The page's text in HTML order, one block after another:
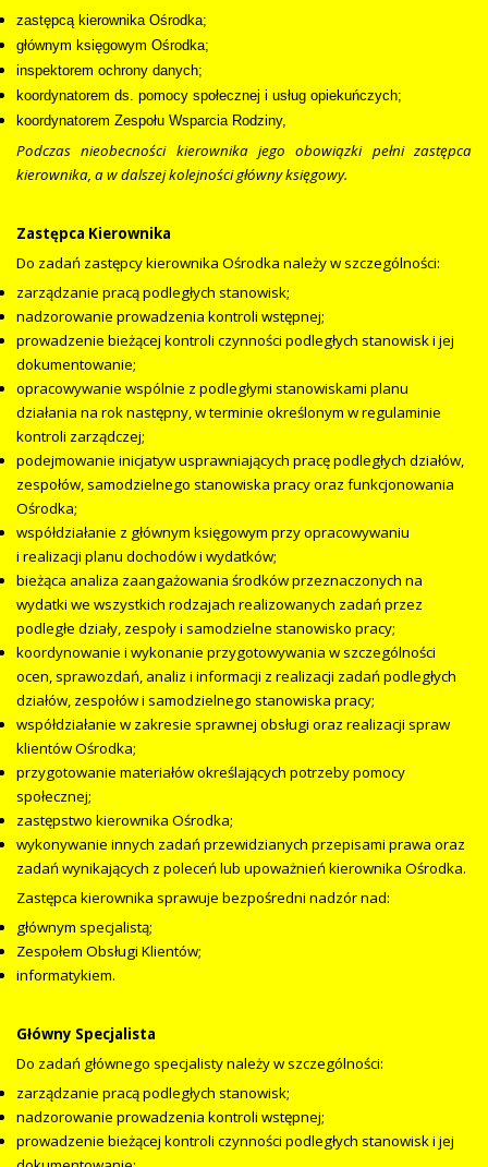
zastępcą kierownika Ośrodka;
głównym księgowym Ośrodka;
inspektorem ochrony danych;
koordynatorem ds. pomocy społecznej i usług opiekuńczych;
koordynatorem Zespołu Wsparcia Rodziny,
Podczas nieobecności kierownika jego obowiązki pełni zastępca
kierownika, a w dalszej kolejności główny księgowy.
Zastępca Kierownika
Do zadań zastępcy kierownika Ośrodka należy w szczególności:
zarządzanie pracą podległych stanowisk;
nadzorowanie prowadzenia kontroli wstępnej;
prowadzenie bieżącej kontroli czynności podległych stanowisk i jej
dokumentowanie;
opracowywanie wspólnie z podległymi stanowiskami planu
działania na rok następny, w terminie określonym w regulaminie
kontroli zarządczej;
podejmowanie inicjatyw usprawniających pracę podległych działów,
zespołów, samodzielnego stanowiska pracy oraz funkcjonowania
Ośrodka;
współdziałanie z głównym księgowym przy opracowywaniu
i realizacji planu dochodów i wydatków;
bieżąca analiza zaangażowania środków przeznaczonych na
wydatki we wszystkich rodzajach realizowanych zadań przez
podległe działy, zespoły i samodzielne stanowisko pracy;
koordynowanie i wykonanie przygotowywania w szczególności
ocen, sprawozdań, analiz i informacji z realizacji zadań podległych
działów, zespołów i samodzielnego stanowiska pracy;
współdziałanie w zakresie sprawnej obsługi oraz realizacji spraw
klientów Ośrodka;
przygotowanie materiałów określających potrzeby pomocy
społecznej;
zastępstwo kierownika Ośrodka;
wykonywanie innych zadań przewidzianych przepisami prawa oraz
zadań wynikających z poleceń lub upoważnień kierownika Ośrodka.
Zastępca kierownika sprawuje bezpośredni nadzór nad:
głównym specjalistą;
Zespołem Obsługi Klientów;
informatykiem.
Główny Specjalista
Do zadań głównego specjalisty należy w szczególności:
zarządzanie pracą podległych stanowisk;
nadzorowanie prowadzenia kontroli wstępnej;
prowadzenie bieżącej kontroli czynności podległych stanowisk i jej